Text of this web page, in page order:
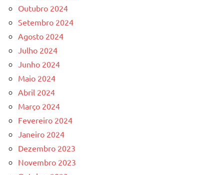
Outubro 2024
Setembro 2024
Agosto 2024
Julho 2024
Junho 2024
Maio 2024
Abril 2024
Março 2024
Fevereiro 2024
Janeiro 2024
Dezembro 2023
Novembro 2023